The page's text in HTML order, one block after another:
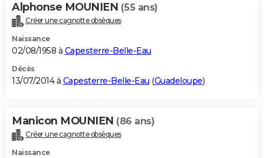
Alphonse MOUNIEN (55 ans)
Créer une cagnotte obsèques
Naissance
02/08/1958 à Capesterre-Belle-Eau
Décès
13/07/2014 à Capesterre-Belle-Eau (Guadeloupe)
Manicon MOUNIEN (86 ans)
Créer une cagnotte obsèques
Naissance